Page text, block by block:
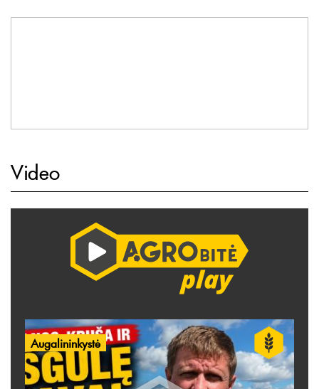
Video
Augalininkystė